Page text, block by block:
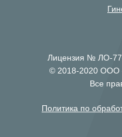
Лицензия № ЛО-
© 2018-2020
Все
Политика по